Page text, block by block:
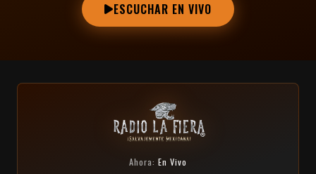
ESCUCHAR EN VIVO
Ahora: En Vivo